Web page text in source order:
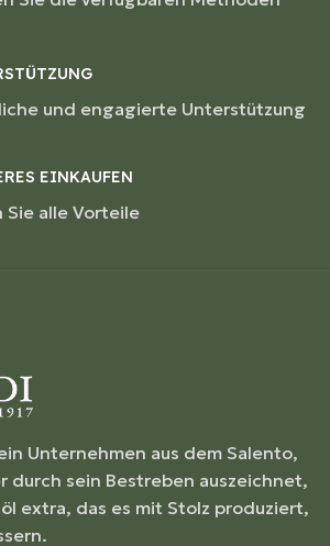
und engagierte Unterstützung
EINKAUFEN
Sie alle Vorteile
Unternehmen aus dem Salento,
durch sein Bestreben auszeichnet,
extra, das es mit Stolz produziert,